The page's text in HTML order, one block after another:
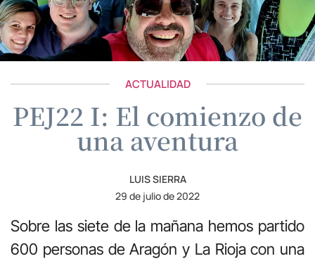
ACTUALIDAD
PEJ22 I: El comienzo de
una aventura
LUIS SIERRA
29 de julio de 2022
Sobre las siete de la mañana hemos partido
600 personas de Aragón y La Rioja con una